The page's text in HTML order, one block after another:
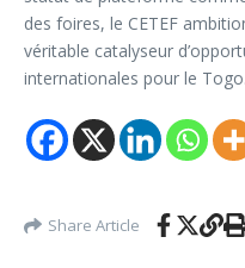
des foires, le CETEF
véritable catalyseur
internationales pour le Togo.
Share Article